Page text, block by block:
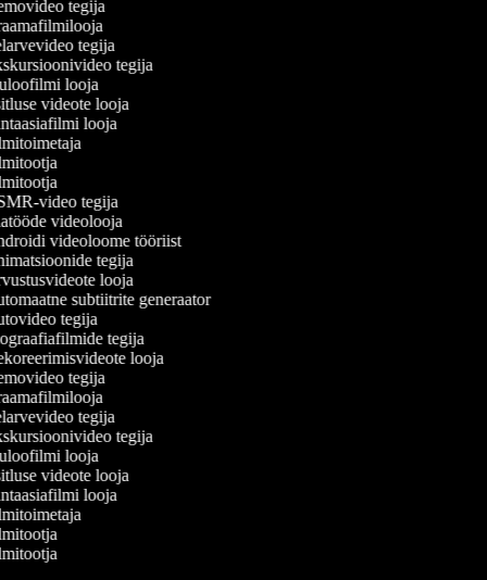
tegija
tegija
tegija
looja
videote looja
looja
video tegija
videolooja
videoloome tööriist
tegija
looja
subtiitrite generaator
tegija
tegija
looja
tegija
tegija
tegija
looja
videote looja
looja